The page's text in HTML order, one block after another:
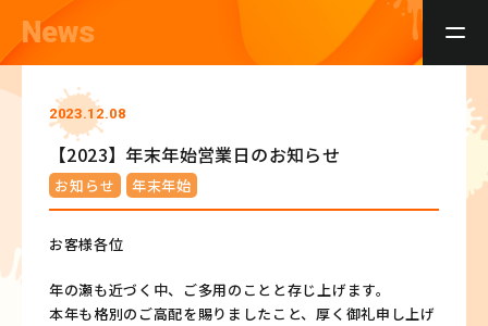
News
2023.12.08
【2023】年末年始営業日のお知らせ
お知らせ 年末年始
お客様各位
年の瀬も近づく中、ご多用のことと存じ上げます。
本年も格別のご高配を賜りましたこと、厚く御礼申し上げ